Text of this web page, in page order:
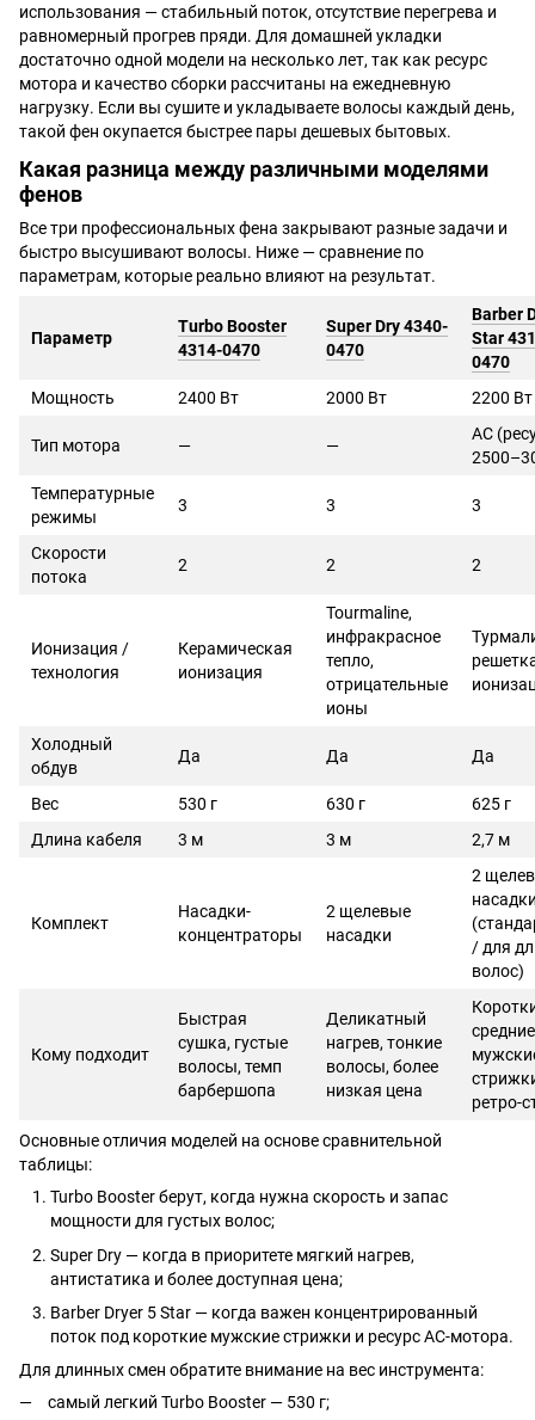
использования — стабильный поток, отсутствие перегрева и
равномерный прогрев пряди. Для домашней укладки
достаточно одной модели на несколько лет, так как ресурс
мотора и качество сборки рассчитаны на ежедневную
нагрузку. Если вы сушите и укладываете волосы каждый день,
такой фен окупается быстрее пары дешевых бытовых.
Какая разница между различными моделями
фенов
Все три профессиональных фена закрывают разные задачи и
быстро высушивают волосы. Ниже — сравнение по
параметрам, которые реально влияют на результат.
Параметр
Turbo Booster
4314-0470
Super Dry 4340-
0470
Barber
Star
0470
Мощность
2400 Вт 2000 Вт 2200 Вт
Тип мотора — —
AC
Температурные
режимы
3 3 3
Скорости
потока
2 2 2
Ионизация /
технология
Керамическая
ионизация
Tourmaline,
инфракрасное
тепло,
отрицательные
ионы
Холодный
обдув
Да Да Да
Вес 530 г 630 г
625 г
Длина кабеля
3 м 3 м 2,7 м
Комплект
Насадки-
концентраторы
2 щелевые
насадки
2
/ для
волос)
Кому подходит
Быстрая
сушка, густые
волосы, темп
барбершопа
Деликатный
нагрев, тонкие
волосы, более
низкая цена
средние
ретро-
Основные отличия моделей на основе сравнительной
таблицы:
Turbo Booster берут, когда нужна скорость и запас
мощности для густых волос;
Super Dry — когда в приоритете мягкий нагрев,
антистатика и более доступная цена;
Barber Dryer 5 Star — когда важен концентрированный
поток под короткие мужские стрижки и ресурс AC-мотора.
Для длинных смен обратите внимание на вес инструмента:
самый легкий Turbo Booster — 530 г;